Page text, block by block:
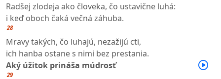
Radšej zlodeja ako človeka, čo ustavične luhá:
i keď oboch čaká večná záhuba.
28
Mravy takých, čo luhajú, nezažijú cti,
ich hanba ostane s nimi bez prestania.
Aký úžitok prináša múdrosť
29